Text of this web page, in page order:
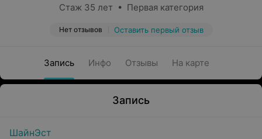
Стаж 35 лет • Первая категория
Нет отзывов Оставить первый отзыв
Запись Инфо Отзывы На карте
Запись
ШайнЭст